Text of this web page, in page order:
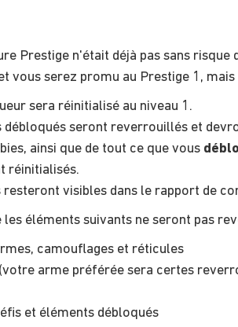
Prestige n'était déjà pas sans risque
vous serez promu au Prestige 1,
sera réinitialisé au niveau 1.
débloqués seront reverrouillés et
ainsi que de tout ce que vous
réinitialisés.
resteront visibles dans le rapport de
les éléments suivants ne seront pas
camouflages et réticules
arme préférée sera certes
et éléments débloqués